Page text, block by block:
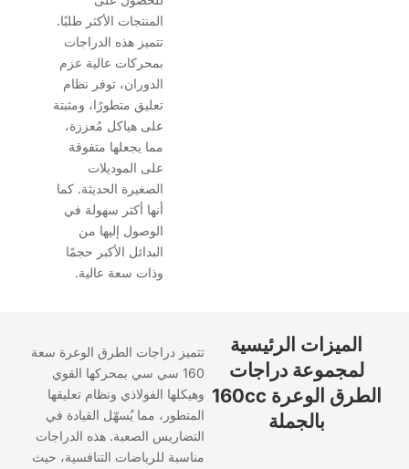
المنتجات الأكثر طلبًا.
تتميز هذه الدراجات
بمحركات عالية عزم
الدوران، توفر نظام
تعليق متطورًا، ومثبتة
على هياكل مُعززة،
مما يجعلها متفوقة
على الموديلات
الصغيرة الحديثة. كما
أنها أكثر سهولة في
الوصول إليها من
البدائل الأكبر حجمًا
وذات سعة عالية.
الميزات الرئيسية
لمجموعة دراجات
الطرق الوعرة 160cc
بالجملة
تتميز دراجات الطرق الوعرة سعة
160 سي سي بمحركها القوي
وهيكلها الفولاذي ونظام تعليقها
المتطور، مما يُسهّل القيادة في
التضاريس الصعبة. هذه الدراجات
مناسبة للرياضات التنافسية، حيث